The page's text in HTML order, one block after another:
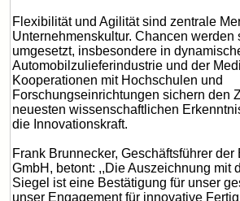
Flexibilität und Agilität sind zentrale
Unternehmenskultur. Chancen werden
umgesetzt, insbesondere in
Automobilzulieferindustrie und der
Kooperationen mit Hochschulen und
Forschungseinrichtungen sichern den
neuesten wissenschaftlichen
die Innovationskraft.
Frank Brunnecker, Geschäftsführer der
GmbH, betont: ,,Die Auszeichnung mit
Siegel ist eine Bestätigung für unser
unser Engagement für innovative